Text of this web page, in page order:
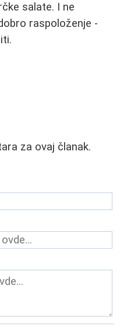
salate. I ne
raspoloženje -
za ovaj članak.